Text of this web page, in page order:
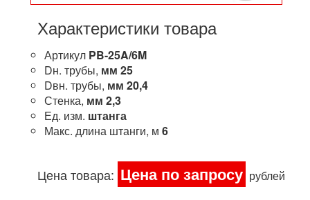
Характеристики товара
Артикул PB-25A/6M
Dн. трубы, мм 25
Dвн. трубы, мм 20,4
Стенка, мм 2,3
Ед. изм. штанга
Макс. длина штанги, м 6
Цена товара: Цена по запросу рублей